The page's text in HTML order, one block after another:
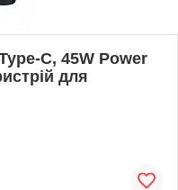
C, 45W Power
для